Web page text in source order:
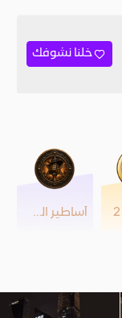
خلنا نشوفك
أساطير الصحراء